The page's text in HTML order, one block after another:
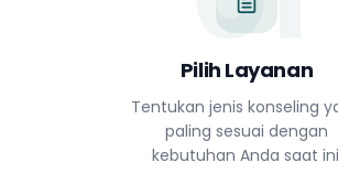
Pilih Layanan
Tentukan jenis konseling
paling sesuai dengan
kebutuhan Anda saat